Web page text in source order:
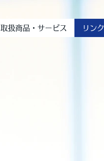
取扱商品・サービス リンク